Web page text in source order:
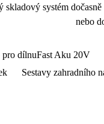
systém
nebo
pro dílnuFast Aku 20V
Sestavy zahradního